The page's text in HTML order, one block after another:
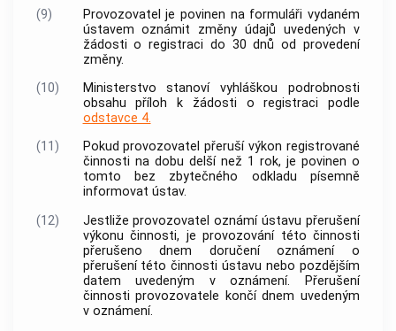
(9)
Provozovatel je povinen na formuláři vydaném
ústavem oznámit změny údajů uvedených v
žádosti o registraci do 30 dnů od provedení
změny.
(10)
Ministerstvo stanoví vyhláškou podrobnosti
obsahu příloh k žádosti o registraci podle
odstavce 4.
(11)
Pokud provozovatel přeruší výkon registrované
činnosti na dobu delší než 1 rok, je povinen o
tomto bez zbytečného odkladu písemně
informovat ústav.
(12)
Jestliže provozovatel oznámí ústavu přerušení
výkonu činnosti, je provozování této činnosti
přerušeno dnem doručení oznámení o
přerušení této činnosti ústavu nebo pozdějším
datem uvedeným v oznámení. Přerušení
činnosti provozovatele končí dnem uvedeným
v oznámení.